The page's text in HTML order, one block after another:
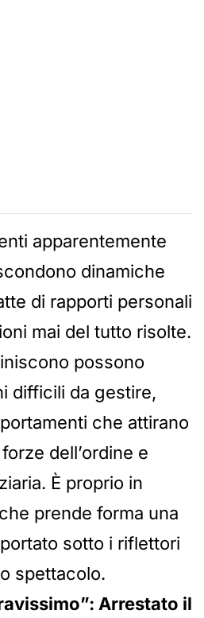
apparentemente
dinamiche
di rapporti personali
mai del tutto risolte.
possono
difficili da gestire,
che attirano
dell’ordine e
È proprio in
prende forma una
sotto i riflettori
spettacolo.
Arrestato il